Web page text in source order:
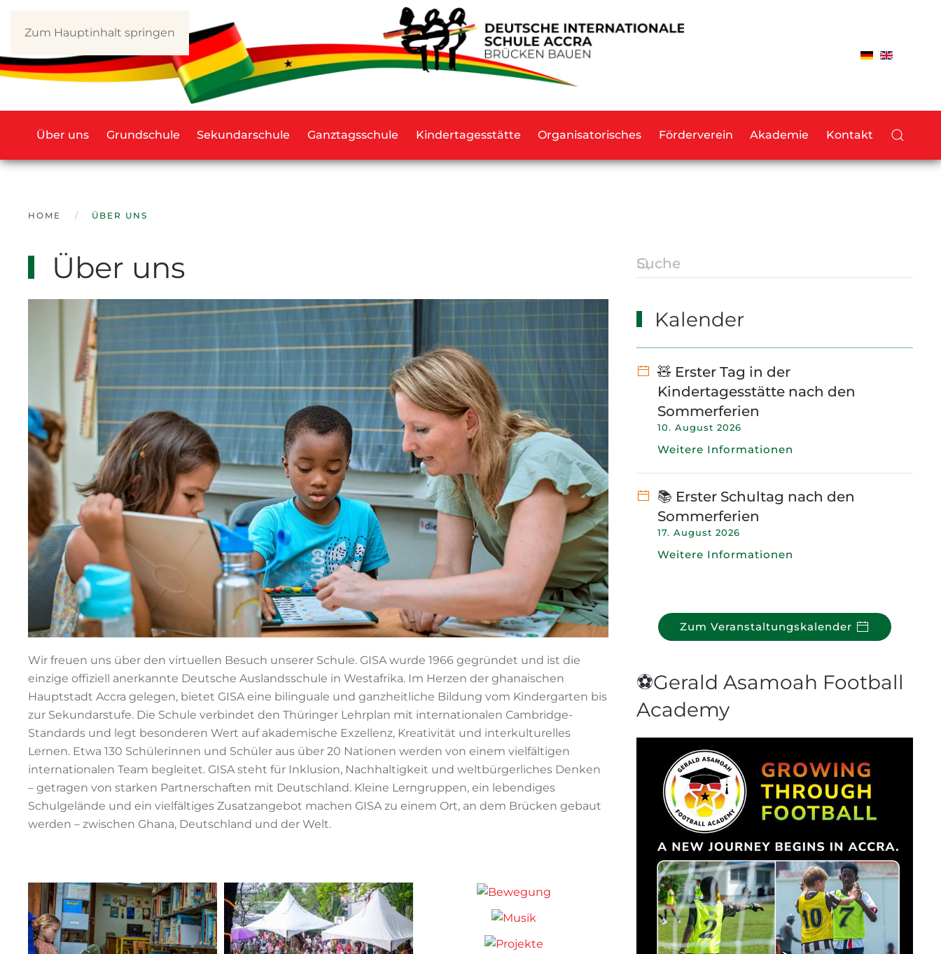
Zum Hauptinhalt springen
Über uns Grundschule Sekundarschule Ganztagsschule Kindertagesstätte Organisatorisches Förderverein Akademie Kontakt
HOME ÜBER UNS
Über uns
Wir freuen uns über den virtuellen Besuch unserer Schule. GISA wurde 1966 gegründet und ist die
einzige offiziell anerkannte Deutsche Auslandsschule in Westafrika. Im Herzen der ghanaischen
Hauptstadt Accra gelegen, bietet GISA eine bilinguale und ganzheitliche Bildung vom Kindergarten bis
zur Sekundarstufe. Die Schule verbindet den Thüringer Lehrplan mit internationalen Cambridge-
Standards und legt besonderen Wert auf akademische Exzellenz, Kreativität und interkulturelles
Lernen. Etwa 130 Schülerinnen und Schüler aus über 20 Nationen werden von einem vielfältigen
internationalen Team begleitet. GISA steht für Inklusion, Nachhaltigkeit und weltbürgerliches Denken
– getragen von starken Partnerschaften mit Deutschland. Kleine Lerngruppen, ein lebendiges
Schulgelände und ein vielfältiges Zusatzangebot machen GISA zu einem Ort, an dem Brücken gebaut
werden – zwischen Ghana, Deutschland und der Welt.
Kalender
🧸 Erster Tag in der
Kindertagesstätte nach den
Sommerferien
10. August 2026
Weitere Informationen
📚 Erster Schultag nach den
Sommerferien
17. August 2026
Weitere Informationen
Zum Veranstaltungskalender
⚽Gerald Asamoah Football
Academy